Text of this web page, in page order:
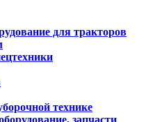
для тракторов
технике